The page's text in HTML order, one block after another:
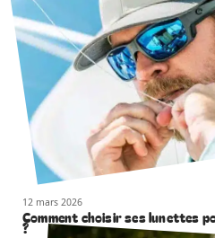
12 mars 2026
Comment choisir ses lunettes
?